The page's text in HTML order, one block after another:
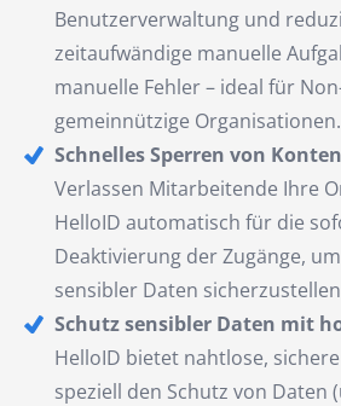
Benutzerverwaltung und
zeitaufwändige manuelle
manuelle Fehler – ideal für
gemeinnützige Organisationen.
Schnelles Sperren von
Verlassen Mitarbeitende Ihre
HelloID automatisch für die
Deaktivierung der Zugänge,
sensibler Daten
Schutz sensibler Daten mit
HelloID bietet nahtlose,
speziell den Schutz von Daten